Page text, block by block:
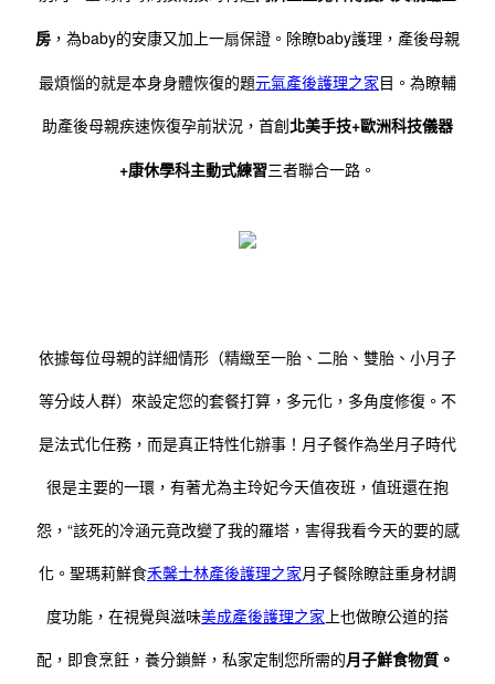
房 ，為baby的安康又加上一扇保證。 除瞭baby護理，產後母親
最煩惱的就是本身身體恢復的題元氣產後護理之家目。為瞭輔
助產後母親疾速恢復孕前狀況，首創北美手技+歐洲科技儀器
+康休學科主動式練習三者聯合一路。
依據每位母親的詳細情形（精緻至一胎、二胎、雙胎、小月子
等分歧人群）來設定您的套餐打算，多元化，多角度修復。不
是法式化任務，而是真正特性化辦事！ 月子餐作為坐月子時代
很是主要的一環，有著尤為主玲妃今天值夜班，值班還在抱
怨，“該死的冷涵元竟改變了我的羅塔，害得我看今天的要的感
化。聖瑪莉鮮食禾馨士林產後護理之家月子餐除瞭註重身材調
度功能，在視覺與滋味美成產後護理之家 上也做瞭公道的搭
配，即食烹飪，養分鎖鮮，私家定制您所需的月子鮮食物質。